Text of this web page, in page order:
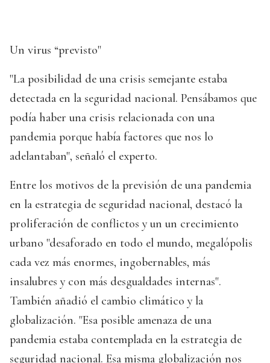
Un virus “previsto"
"La posibilidad de una crisis semejante estaba
detectada en la seguridad nacional. Pensábamos que
podía haber una crisis relacionada con una
pandemia porque había factores que nos lo
adelantaban", señaló el experto.
Entre los motivos de la previsión de una pandemia
en la estrategia de seguridad nacional, destacó la
proliferación de conflictos y un un crecimiento
urbano "desaforado en todo el mundo, megalópolis
cada vez más enormes, ingobernables, más
insalubres y con más desgualdades internas".
También añadió el cambio climático y la
globalización. "Esa posible amenaza de una
pandemia estaba contemplada en la estrategia de
seguridad nacional. Esa misma globalización nos